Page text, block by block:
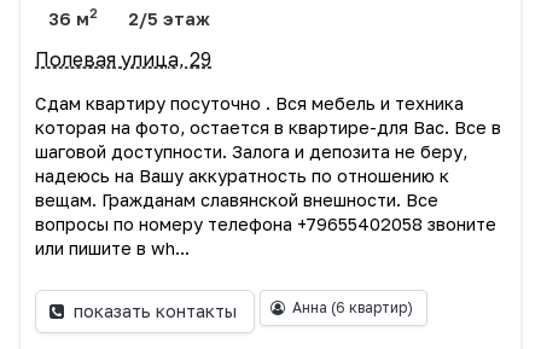
36 м2 2/5 этаж
Полевая улица, 29
Сдам квартиру посуточно . Вся мебель и техника
которая на фото, остается в квартире-для Вас. Все в
шаговой доступности. Залога и депозита не беру,
надеюсь на Вашу аккуратность по отношению к
вещам. Гражданам славянской внешности. Все
вопросы по номеру телефона +79655402058 звоните
или пишите в wh...
показать контакты Анна (6 квартир)